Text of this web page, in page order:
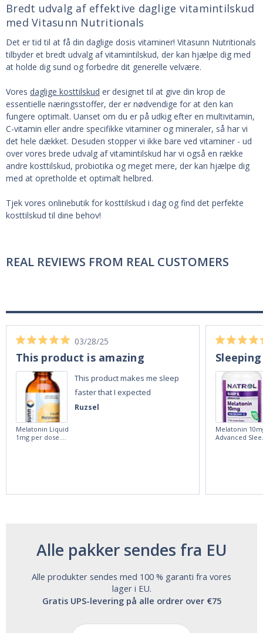
Bredt udvalg af effektive daglige vitamintilskud
med Vitasunn Nutritionals
Det er tid til at få din daglige dosis vitaminer! Vitasunn Nutritionals
tilbyder et bredt udvalg af vitamintilskud, der kan hjælpe dig med
at holde dig sund og forbedre dit generelle velvære.
Vores daglige kosttilskud er designet til at give din krop de
essentielle næringsstoffer, der er nødvendige for at den kan
fungere optimalt. Uanset om du er på udkig efter en multivitamin,
C-vitamin eller andre specifikke vitaminer og mineraler, så har vi
det hele dækket. Desuden stopper vi ikke bare ved vitaminer - ud
over vores brede udvalg af vitamintilskud har vi også en række
andre kosttilskud, probiotika og meget mere, der kan hjælpe dig
med at opretholde et optimalt helbred.
Tjek vores onlinebutik for kosttilskud i dag og find det perfekte
kosttilskud til dine behov!
REAL REVIEWS FROM REAL CUSTOMERS
Ruzsel
03/28/25
This product is amazing
This product makes me sleep
faster that I expected
Melatonin Liquid
1mg per dose.
Melatonin
Advanced
Alle pakker sendes fra EU
Alle produkter sendes med 100 % garanti fra vores
lager i EU.
Gratis UPS-levering på alle ordrer over €75